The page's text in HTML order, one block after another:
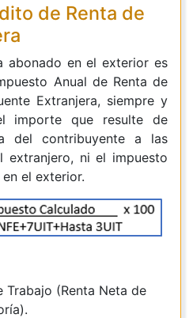
de Renta de
abonado en el exterior es
Anual de Renta de
Extranjera, siempre y
importe que resulte de
del contribuyente a las
extranjero, ni el impuesto
el exterior.
(Renta Neta de